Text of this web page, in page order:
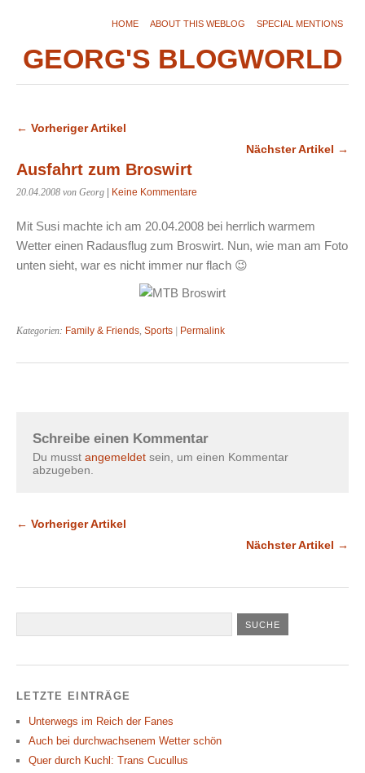
HOME ABOUT THIS WEBLOG SPECIAL MENTIONS
GEORG'S BLOGWORLD
← Vorheriger Artikel
Nächster Artikel →
Ausfahrt zum Broswirt
20.04.2008 von Georg Keine Kommentare
Mit Susi machte ich am 20.04.2008 bei herrlich warmem
Wetter einen Radausflug zum Broswirt. Nun, wie man am Foto
unten sieht, war es nicht immer nur flach 😉
Kategorien: Family & Friends, Sports Permalink
Schreibe einen Kommentar
Du musst angemeldet sein, um einen Kommentar
abzugeben.
← Vorheriger Artikel
Nächster Artikel →
LETZTE EINTRÄGE
Unterwegs im Reich der Fanes
Auch bei durchwachsenem Wetter schön
Quer durch Kuchl: Trans Cucullus